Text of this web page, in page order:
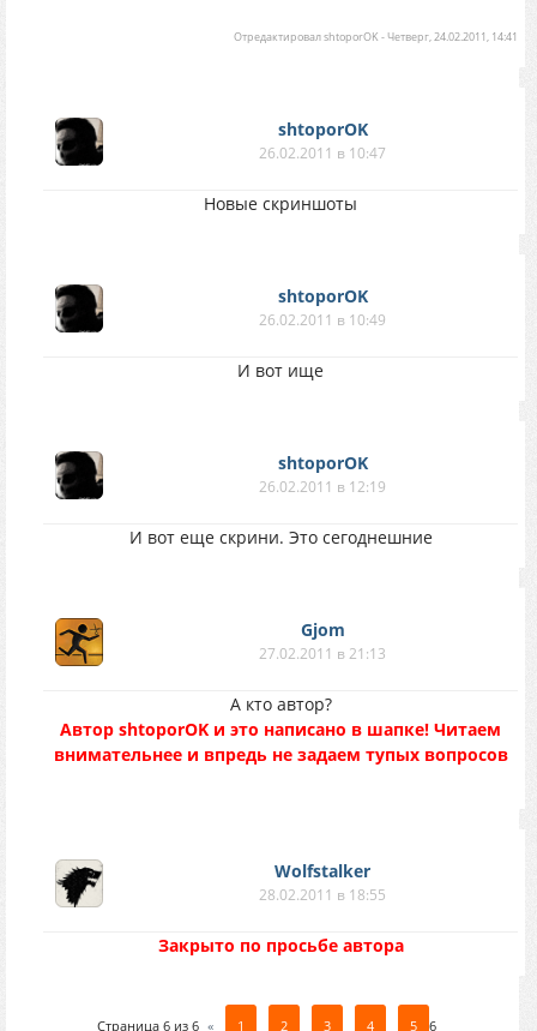
ОтредактировалshtoporOK -Четверг, 24.02.2011, 14:41
shtoporOK
26.02.2011 в 10:47
Новые скриншоты
shtoporOK
26.02.2011 в 10:49
И вот ище
shtoporOK
26.02.2011 в 12:19
И вот еще скрини. Это сегоднешние
Gjom
27.02.2011 в 21:13
А кто автор?
Автор shtoporOK и это написано в шапке! Читаем
внимательнее и впредь не задаем тупых вопросов
Wolfstalker
28.02.2011 в 18:55
Закрыто по просьбе автора
Страница 6 из 6 « 1 2 3 4 5 6